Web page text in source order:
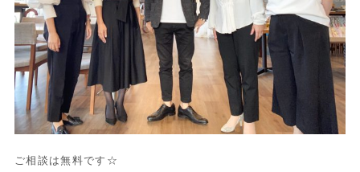
ご相談は無料です☆